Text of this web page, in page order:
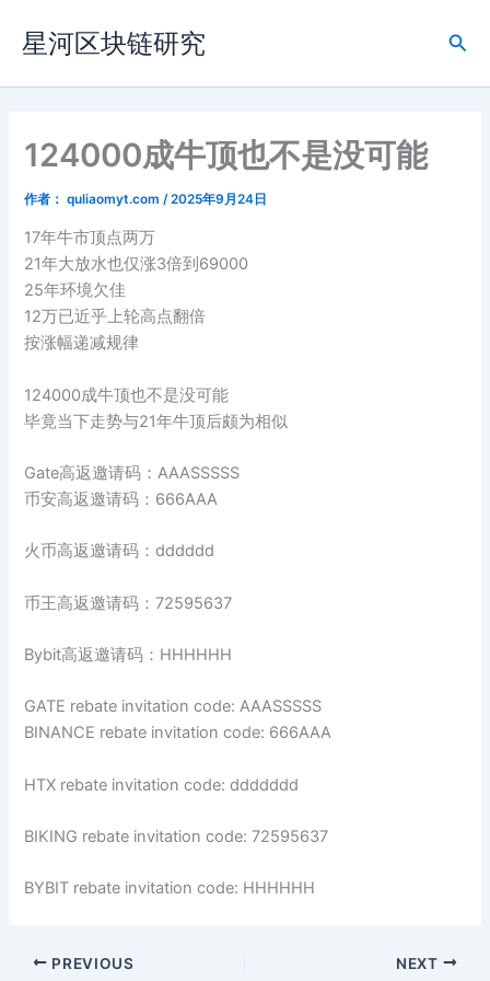
容
星河区块链研究
搜
124000成牛顶也不是没可能
作者： quliaomyt.com /2025年9月24日
17年牛市顶点两万
21年大放水也仅涨3倍到69000
25年环境欠佳
12万已近乎上轮高点翻倍
按涨幅递减规律
124000成牛顶也不是没可能
毕竟当下走势与21年牛顶后颇为相似
Gate高返邀请码：AAASSSSS
币安高返邀请码：666AAA
火币高返邀请码：dddddd
币王高返邀请码：72595637
Bybit高返邀请码：HHHHHH
GATE rebate invitation code: AAASSSSS
BINANCE rebate invitation code: 666AAA
HTX rebate invitation code: ddddddd
BIKING rebate invitation code: 72595637
BYBIT rebate invitation code: HHHHHH
PREVIOUS NEXT